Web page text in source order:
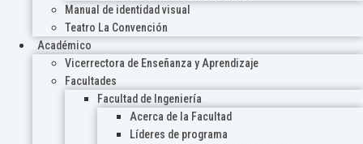
Manual de identidad visual
Teatro La Convención
Académico
Vicerrectora de Enseñanza y Aprendizaje
Facultades
Facultad de Ingeniería
Acerca de la Facultad
Líderes de programa